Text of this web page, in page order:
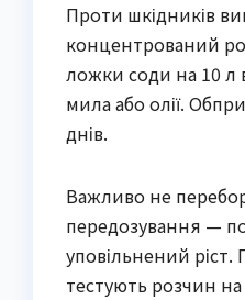
Проти шкідників
концентрований
ложки соди на 10 л
мила або олії.
днів.
Важливо не
передозування —
уповільнений
тестують розчин